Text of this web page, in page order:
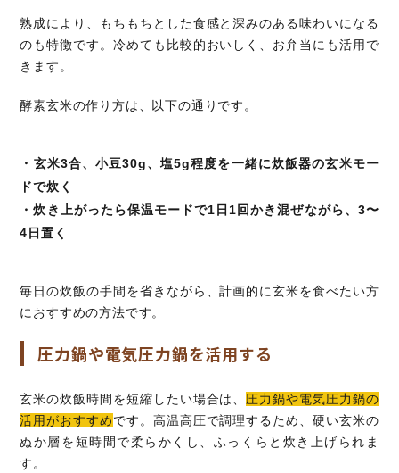
熟成により、もちもちとした食感と深みのある味わいになる
のも特徴です。冷めても比較的おいしく、お弁当にも活用で
きます。
酵素玄米の作り方は、以下の通りです。
・玄米3合、小豆30g、塩5g程度を一緒に炊飯器の玄米モー
ドで炊く
・炊き上がったら保温モードで1日1回かき混ぜながら、3〜
4日置く
毎日の炊飯の手間を省きながら、計画的に玄米を食べたい方
におすすめの方法です。
圧力鍋や電気圧力鍋を活用する
玄米の炊飯時間を短縮したい場合は、 圧力鍋や電気圧力鍋の
活用がおすすめです。高温高圧で調理するため、硬い玄米の
ぬか層を短時間で柔らかくし、ふっくらと炊き上げられま
す。